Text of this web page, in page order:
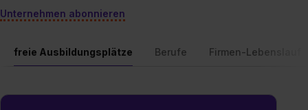
Unternehmen abonnieren
freie Ausbildungsplätze Berufe Firmen-Lebenslauf